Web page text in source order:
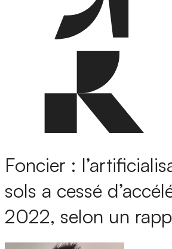
Foncier :
sols a cessé
2022, selon un